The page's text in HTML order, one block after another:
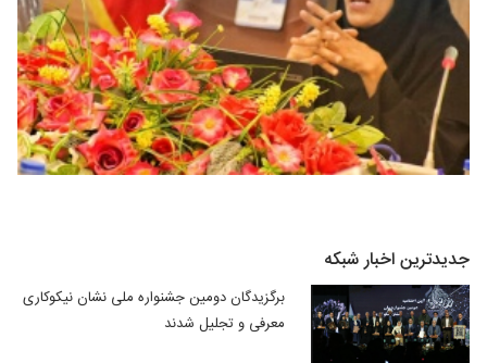
جدیدترین اخبار شبکه
برگزیدگان دومین جشنواره ملی نشان نیکوکاری
معرفی و تجلیل شدند